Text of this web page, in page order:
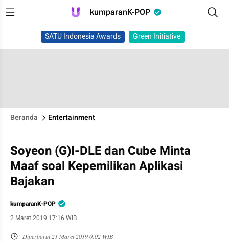
kumparanK-POP
SATU Indonesia Awards Green Initiative
Beranda Entertainment
Soyeon (G)I-DLE dan Cube Minta
Maaf soal Kepemilikan Aplikasi
Bajakan
kumparanK-POP
2 Maret 2019 17:16 WIB
Diperbarui21 Maret 2019 0:02 WIB